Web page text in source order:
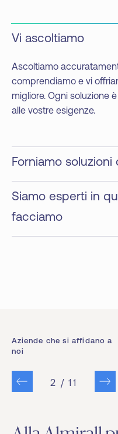
Vi ascoltiamo
Ascoltiamo
comprendiamo e vi
migliore. Ogni soluzione
alle vostre esigenze.
Forniamo soluzioni
Siamo esperti in
facciamo
Aziende che si affidano a
noi
2 /11